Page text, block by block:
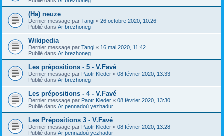
(Ha) neuze
Dernier message par Tangi « 26 octobre 2020, 10:26
Publié dans Ar brezhoneg
Wikipedia
Dernier message par Tangi « 16 mai 2020, 11:42
Publié dans Ar brezhoneg
Les prépositions - 5 - V.Favé
Dernier message par Paotr Kleder « 08 février 2020, 13:33
Publié dans Ar brezhoneg
Les prépositions - 4 - V.Favé
Dernier message par Paotr Kleder « 08 février 2020, 13:30
Publié dans Ar pennadoù yezhadur
Les Prépositions 3 - V.Favé
Dernier message par Paotr Kleder « 08 février 2020, 13:28
Publié dans Ar pennadoù yezhadur